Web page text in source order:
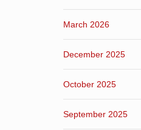
March 2026
December 2025
October 2025
September 2025